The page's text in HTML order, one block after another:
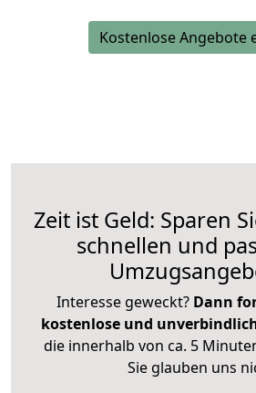
Kostenlose Angebote
Zeit ist Geld: Sparen
schnellen und
Interesse geweckt? Dann
kostenlose und
die innerhalb von ca. 5
Sie glauben uns